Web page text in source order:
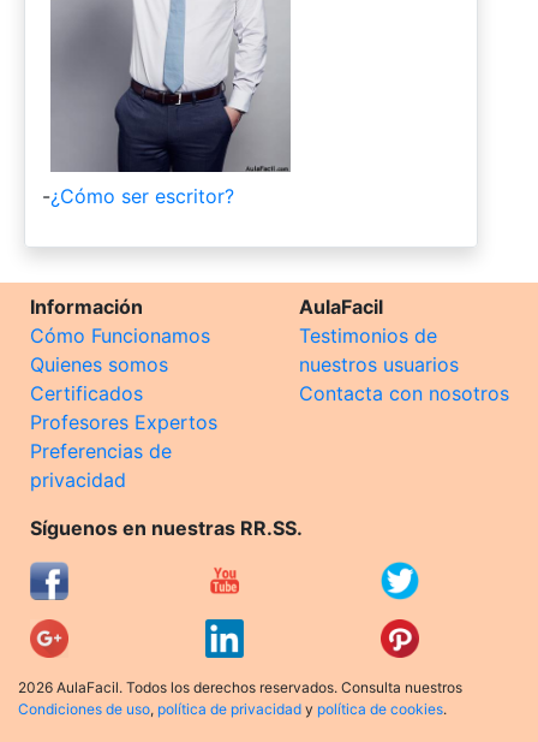
-¿Cómo ser escritor?
Información
Cómo Funcionamos
Quienes somos
Certificados
Profesores Expertos
Preferencias de
privacidad
AulaFacil
Testimonios de
nuestros usuarios
Contacta con nosotros
Síguenos en nuestras RR.SS.
2026 AulaFacil. Todos los derechos reservados. Consulta nuestros
Condiciones de uso, política de privacidad y política de cookies.